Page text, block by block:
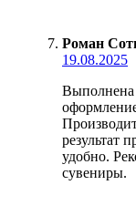
Роман
19.08.2025
Выполнена
результат
удобно.
сувениры.